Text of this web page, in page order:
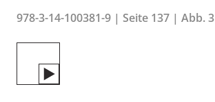
978-3-14-100381-9 | Seite 137 | Abb. 3